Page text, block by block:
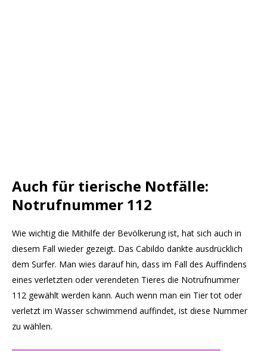
Auch für tierische Notfälle:
Notrufnummer 112
Wie wichtig die Mithilfe der Bevölkerung ist, hat sich auch in
diesem Fall wieder gezeigt. Das Cabildo dankte ausdrücklich
dem Surfer. Man wies darauf hin, dass im Fall des Auffindens
eines verletzten oder verendeten Tieres die Notrufnummer
112 gewählt werden kann. Auch wenn man ein Tier tot oder
verletzt im Wasser schwimmend auffindet, ist diese Nummer
zu wählen.